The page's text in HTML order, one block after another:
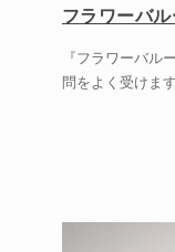
フラワーバ
『フラワーバル
問をよく受けま